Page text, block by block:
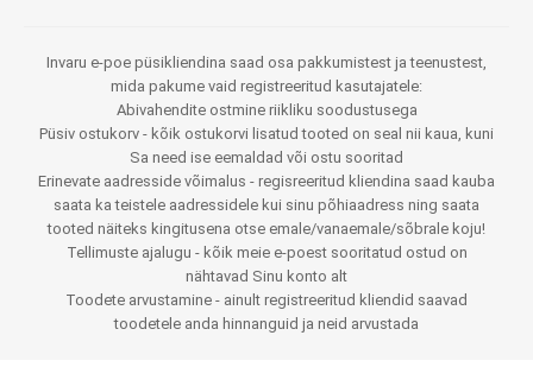
Invaru e-poe püsikliendina saad osa pakkumistest ja teenustest,
mida pakume vaid registreeritud kasutajatele:
Abivahendite ostmine riikliku soodustusega
Püsiv ostukorv - kõik ostukorvi lisatud tooted on seal nii kaua, kuni
Sa need ise eemaldad või ostu sooritad
Erinevate aadresside võimalus - regisreeritud kliendina saad kauba
saata ka teistele aadressidele kui sinu põhiaadress ning saata
tooted näiteks kingitusena otse emale/vanaemale/sõbrale koju!
Tellimuste ajalugu - kõik meie e-poest sooritatud ostud on
nähtavad Sinu konto alt
Toodete arvustamine - ainult registreeritud kliendid saavad
toodetele anda hinnanguid ja neid arvustada